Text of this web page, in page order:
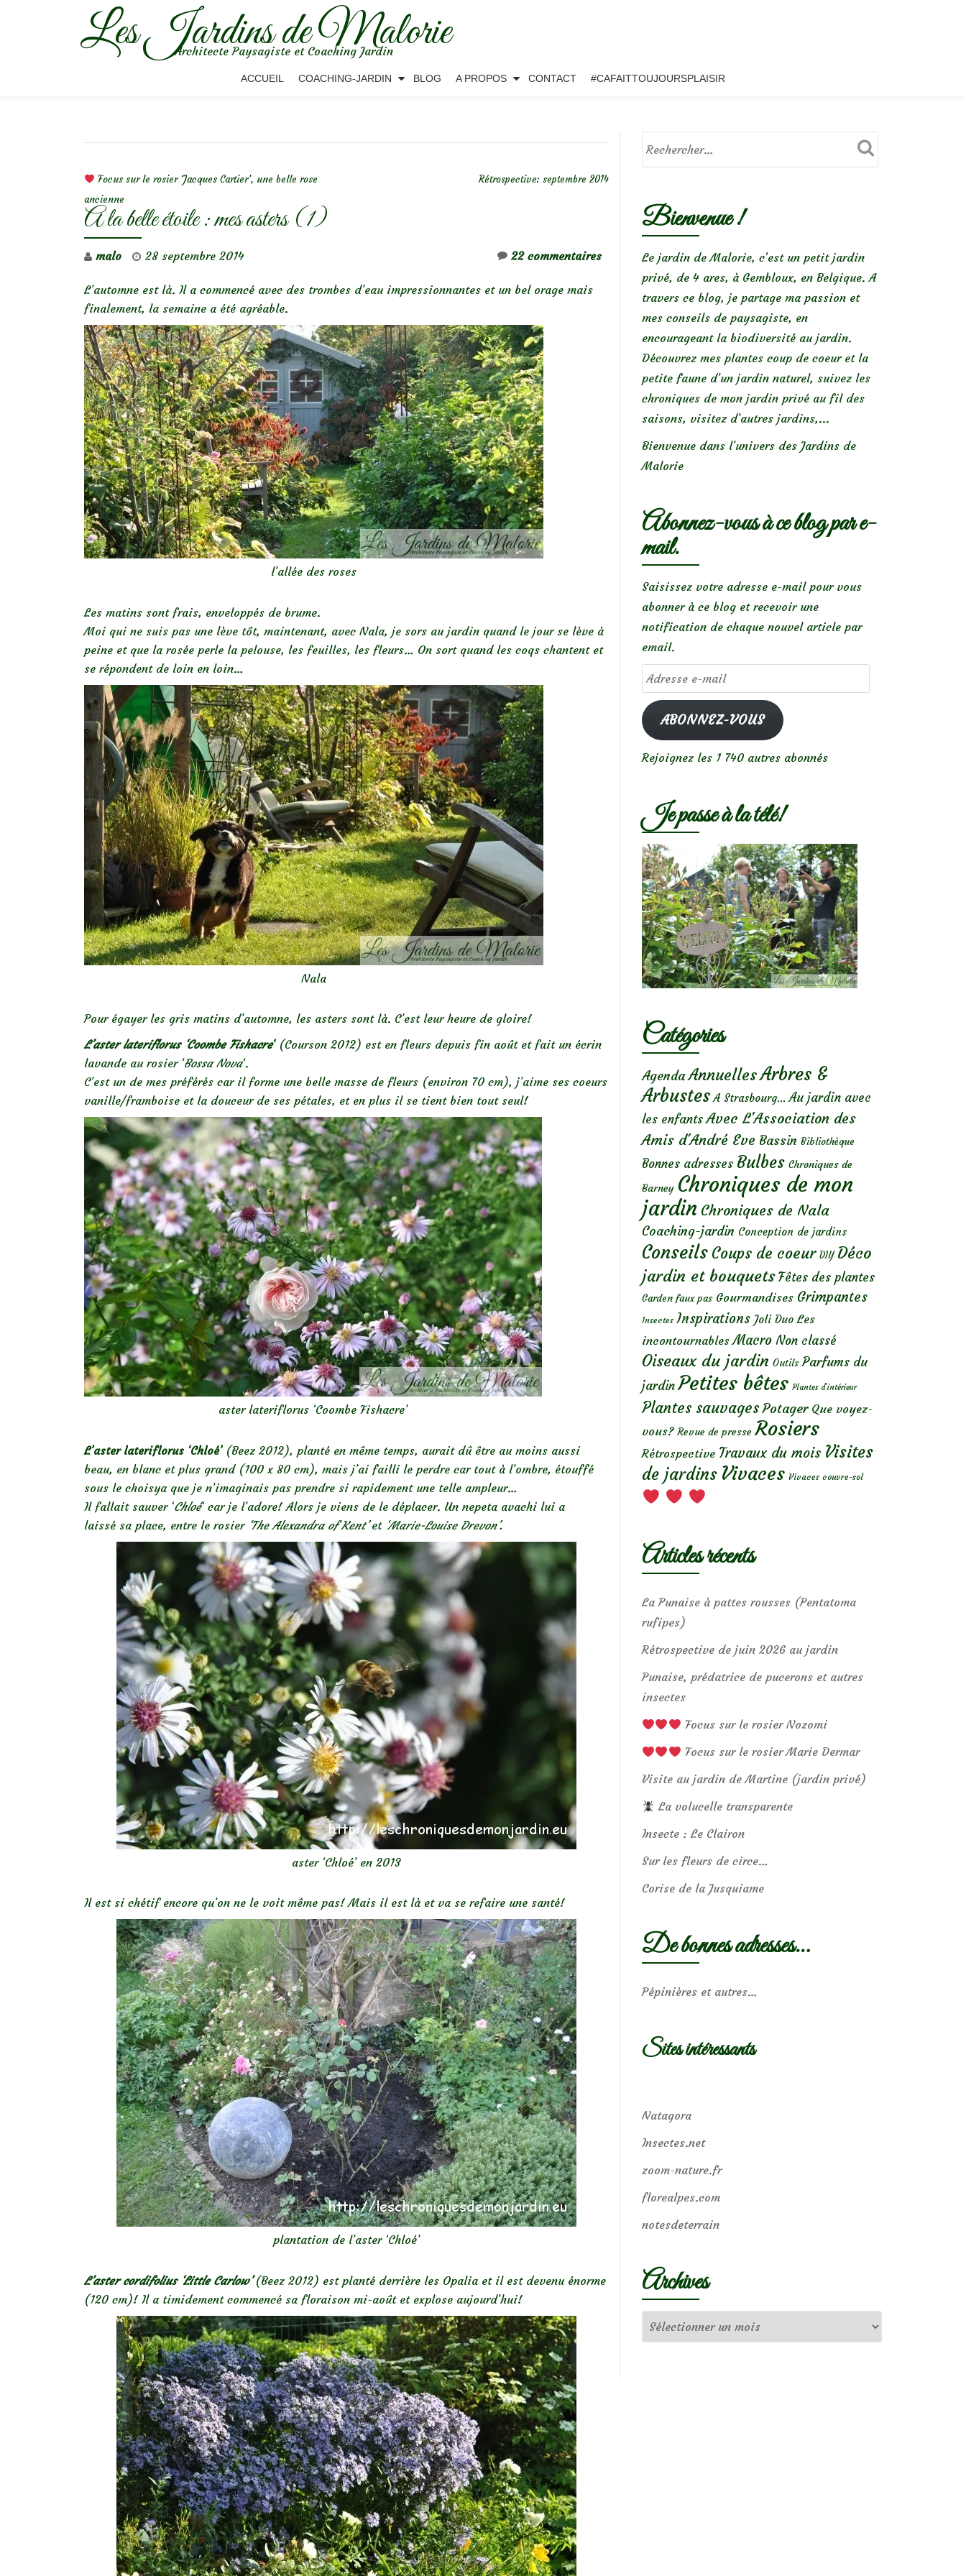
Les Jardins de Malorie
Architecte Paysagiste et Coaching Jardin
ACCUEIL COACHING-JARDIN BLOG A PROPOS CONTACT #CAFAITTOUJOURSPLAISIR
Focus sur le rosier ‘Jacques Cartier’, une belle rose
ancienne
Rétrospective: septembre 2014
A la belle étoile : mes asters (1)
malo 28 septembre 2014 22 commentaires
L’automne est là. Il a commencé avec des trombes d’eau impressionnantes et un bel orage mais
finalement, la semaine a été agréable.
l’allée des roses
Les matins sont frais, enveloppés de brume.
Moi qui ne suis pas une lève tôt, maintenant, avec Nala, je sors au jardin quand le jour se lève à
peine et que la rosée perle la pelouse, les feuilles, les fleurs… On sort quand les coqs chantent et
se répondent de loin en loin…
Nala
Pour égayer les gris matins d’automne, les asters sont là. C’est leur heure de gloire!
L’aster lateriflorus ‘Coombe Fishacre‘(Courson 2012) est en fleurs depuis fin août et fait un écrin
lavande au rosier ‘Bossa Nova‘.
C’est un de mes préférés car il forme une belle masse de fleurs (environ 70 cm), j’aime ses coeurs
vanille/framboise et la douceur de ses pétales, et en plus il se tient bien tout seul!
aster lateriflorus ‘Coombe Fishacre’
L’aster lateriflorus ‘Chloé’(Beez 2012), planté en même temps, aurait dû être au moins aussi
beau, en blanc et plus grand (100 x 80 cm), mais j’ai failli le perdre car tout à l’ombre, étouffé
sous le choisya que je n’imaginais pas prendre si rapidement une telle ampleur…
Il fallait sauver ‘Chloé‘ car je l’adore! Alors je viens de le déplacer. Un nepeta avachi lui a
laissé sa place, entre le rosier‘The Alexandra of Kent’et‘Marie-Louise Drevon’.
aster ‘Chloé’ en 2013
Il est si chétif encore qu’on ne le voit même pas! Mais il est là et va se refaire une santé!
plantation de l’aster ‘Chloé’
L’aster cordifolius ‘Little Carlow’(Beez 2012) est planté derrière les Opalia et il est devenu énorme
(120 cm)! Il a timidement commencé sa floraison mi-août et explose aujourd’hui!
Bienvenue !
Le jardin de Malorie, c'est un petit jardin
privé, de 4 ares, à Gembloux, en Belgique. A
travers ce blog, je partage ma passion et
mes conseils de paysagiste, en
encourageant la biodiversité au jardin.
Découvrez mes plantes coup de coeur et la
petite faune d’un jardin naturel, suivez les
chroniques de mon jardin privé au fil des
saisons, visitez d’autres jardins,...
Bienvenue dans l’univers des Jardins de
Malorie
Abonnez-vous à ce blog par e-
mail.
Saisissez votre adresse e-mail pour vous
abonner à ce blog et recevoir une
notification de chaque nouvel article par
email.
Adresse
e-
mailABONNEZ-VOUS
Rejoignez les 1 740 autres abonnés
Je passe à la télé!
Catégories
Agenda AnnuellesArbres &
Arbustes A Strasbourg... Au jardin avec
les enfants Avec L'Association des
Amis d'André Eve Bassin Bibliothèque
Bonnes adresses Bulbes Chroniques de
Barney Chroniques de mon
jardin Chroniques de Nala
Coaching-jardin Conception de jardins
Conseils Coups de coeur DIY Déco
jardin et bouquets Fêtes des plantes
Garden faux pas Gourmandises Grimpantes
Insectes Inspirations Joli Duo Les
incontournables Macro Non classé
Oiseaux du jardin Outils Parfums du
jardin Petites bêtes Plantes d’intérieur
Plantes sauvages Potager Que voyez-
vous? Revue de presse Rosiers
Rétrospective Travaux du mois Visites
de jardins Vivaces Vivaces couvre-sol
Articles récents
La Punaise à pattes rousses (Pentatoma
rufipes)
Rétrospective de juin 2026 au jardin
Punaise, prédatrice de pucerons et autres
insectes
Focus sur le rosier Nozomi
Focus sur le rosier Marie Dermar
Visite au jardin de Martine (jardin privé)
La volucelle transparente
Insecte : Le Clairon
Sur les fleurs de circe…
Corise de la Jusquiame
De bonnes adresses…
Pépinières et autres…
Sites intéressants
Natagora
Insectes.net
zoom-nature.fr
florealpes.com
notesdeterrain
Archives
Archives